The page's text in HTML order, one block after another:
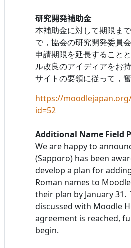
研究開発補助金
本補助金に対して期限ま
で，協会の研究開発委員
申請期限を延長すること
ル改良のアイディアをお
サイトの要領に従って，
https://
id=52
Additional Name Field
We are happy to
(Sapporo) has been
develop a plan for
Roman names to
their plan by January
discussed with Moodle
agreement is reached,
begin.